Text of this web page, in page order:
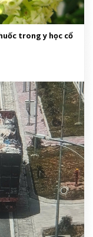
trong y học cổ